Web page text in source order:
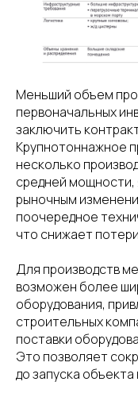
Меньший объем
первоначальных
заключить
Крупнотоннажное
несколько
средней мощности,
рыночным
поочередное
что снижает
Для производств
возможен более
оборудования,
строительных
поставки
Это позволяет
до запуска